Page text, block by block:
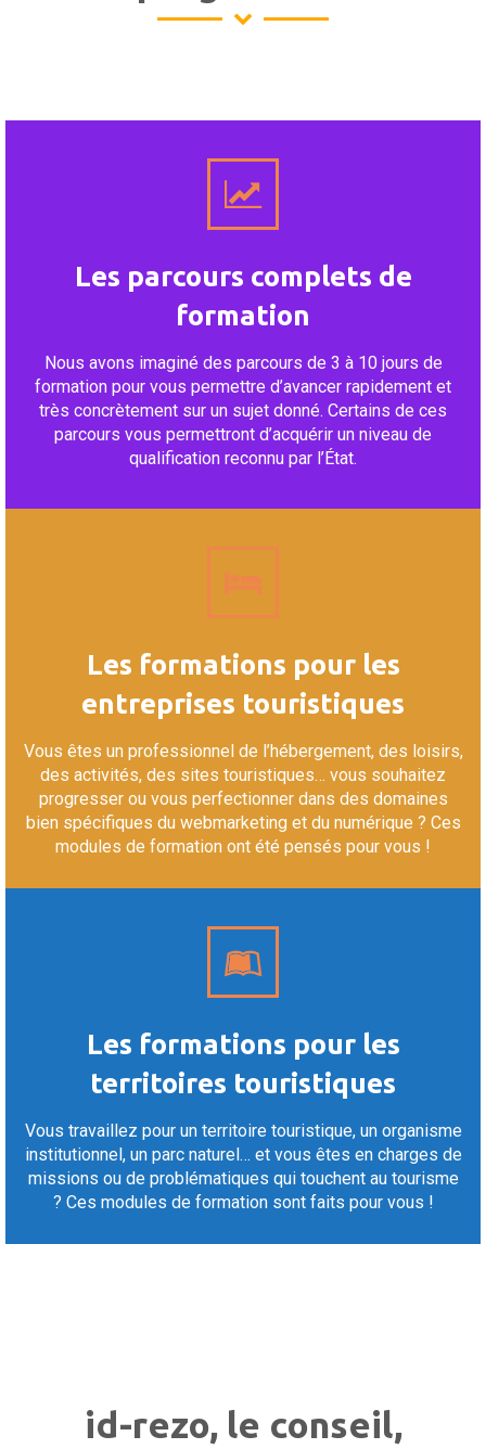
Les parcours complets de
formation
Nous avons imaginé des parcours de 3 à 10 jours de
formation pour vous permettre d’avancer rapidement et
très concrètement sur un sujet donné. Certains de ces
parcours vous permettront d’acquérir un niveau de
qualification reconnu par l’État.
Les formations pour les
entreprises touristiques
Vous êtes un professionnel de l’hébergement, des loisirs,
des activités, des sites touristiques… vous souhaitez
progresser ou vous perfectionner dans des domaines
bien spécifiques du webmarketing et du numérique ? Ces
modules de formation ont été pensés pour vous !
Les formations pour les
territoires touristiques
Vous travaillez pour un territoire touristique, un organisme
institutionnel, un parc naturel… et vous êtes en charges de
missions ou de problématiques qui touchent au tourisme
? Ces modules de formation sont faits pour vous !
id-rezo, le conseil,